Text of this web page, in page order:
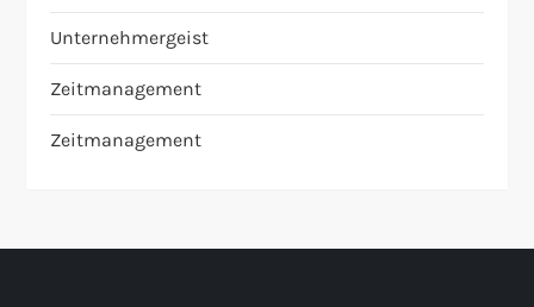
Unternehmergeist
Zeitmanagement
Zeitmanagement